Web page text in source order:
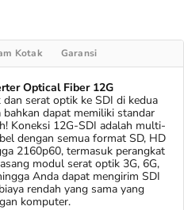
Kotak Garansi
Optical Fiber 12G
serat optik ke SDI di kedua
dapat memiliki standar
Koneksi 12G-SDI adalah multi-
dengan semua format SD, HD
2160p60, termasuk perangkat
modul serat optik 3G, 6G,
Anda dapat mengirim SDI
rendah yang sama yang
komputer.